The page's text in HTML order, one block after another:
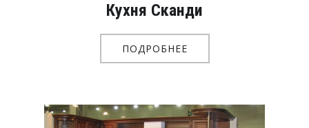
Кухня Сканди
ПОДРОБНЕЕ